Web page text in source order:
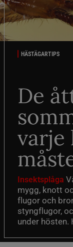
HÄSTÄGARTIPS
De
varje
Insektsplåga
mygg, knott
flugor och
styngflugor,
under hösten.